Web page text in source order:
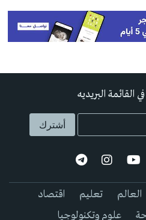
القائمة البريديه
العالم تعليم
اقتصاد
علوم وتكنولوجيا